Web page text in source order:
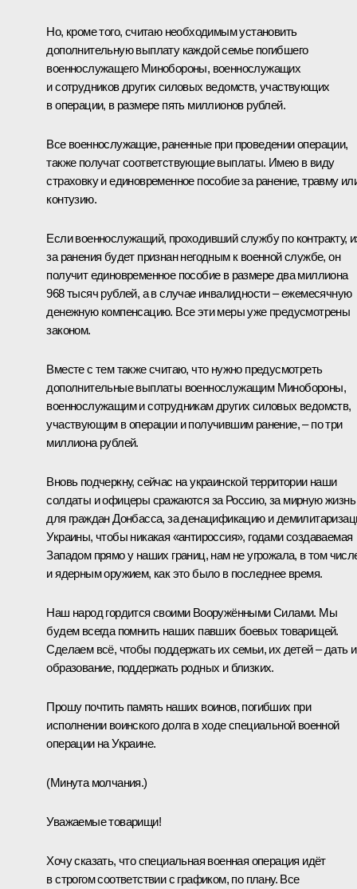
Но, кроме того, считаю необходимым установить
дополнительную выплату каждой семье погибшего
военнослужащего Минобороны, военнослужащих
и сотрудников других силовых ведомств, участвующих
в операции, в размере пять миллионов рублей.
Все военнослужащие, раненные при проведении операции,
также получат соответствующие выплаты. Имею в виду
страховку и единовременное пособие за ранение, травму
контузию.
Если военнослужащий, проходивший службу по контракту,
за ранения будет признан негодным к военной службе, он
получит единовременное пособие в размере два миллиона
968 тысяч рублей, а в случае инвалидности – ежемесячную
денежную компенсацию. Все эти меры уже предусмотрены
законом.
Вместе с тем также считаю, что нужно предусмотреть
дополнительные выплаты военнослужащим Минобороны,
военнослужащим и сотрудникам других силовых ведомств,
участвующим в операции и получившим ранение, – по три
миллиона рублей.
Вновь подчеркну, сейчас на украинской территории наши
солдаты и офицеры сражаются за Россию, за мирную жизнь
для граждан Донбасса, за денацификацию и
Украины, чтобы никакая «антироссия», годами создаваемая
Западом прямо у наших границ, нам не угрожала, в том
и ядерным оружием, как это было в последнее время.
Наш народ гордится своими Вооружёнными Силами. Мы
будем всегда помнить наших павших боевых товарищей.
Сделаем всё, чтобы поддержать их семьи, их детей – дать
образование, поддержать родных и близких.
Прошу почтить память наших воинов, погибших при
исполнении воинского долга в ходе специальной военной
операции на Украине.
(Минута молчания.)
Уважаемые товарищи!
Хочу сказать, что специальная военная операция идёт
в строгом соответствии с графиком, по плану. Все